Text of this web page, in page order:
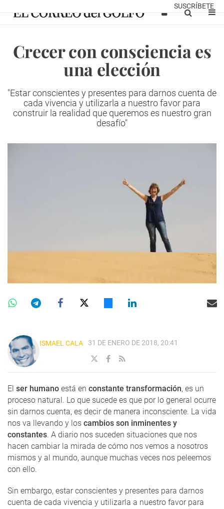
SUSCRÍBETE
Crecer con consciencia es
una elección
"Estar conscientes y presentes para darnos cuenta de
cada vivencia y utilizarla a nuestro favor para
construir la realidad que queremos es nuestro gran
desafío"
ISMAEL CALA 31 DE ENERO DE 2018, 20:41
El ser humano está en constante transformación, es un
proceso natural. Lo que sucede es que por lo general ocurre
sin darnos cuenta, es decir de manera inconsciente. La vida
nos va llevando y los cambios son inminentes y
constantes. A diario nos suceden situaciones que nos
hacen cambiar la mirada de cómo nos vemos a nosotros
mismos y al mundo, aunque muchas veces nos peleemos
con ello.
Sin embargo, estar conscientes y presentes para darnos
cuenta de cada vivencia y utilizarla a nuestro favor para